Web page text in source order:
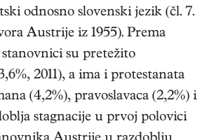
odnosno slovenski jezik (čl. 7.
Austrije iz 1955). Prema
su pretežito
2011), a ima i protestanata
(4,2%), pravoslavaca (2,2%) i
stagnacije u prvoj polovici